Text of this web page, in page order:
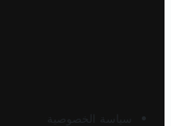
سياسة الخصوصية